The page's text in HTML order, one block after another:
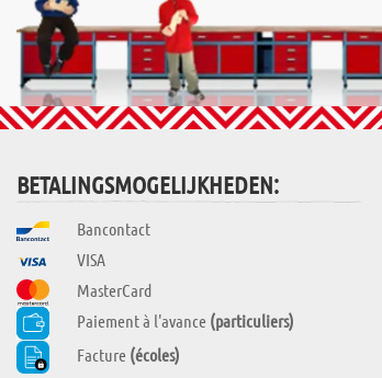
BETALINGSMOGELIJKHEDEN:
Bancontact
VISA
MasterCard
Paiement à l'avance (particuliers)
Facture (écoles)